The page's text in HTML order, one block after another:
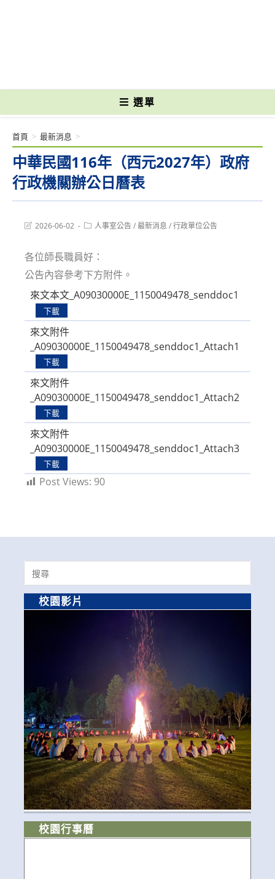
選單
中華民國116年（西元2027年）政府
行政機關辦公日曆表
首頁 > 最新消息 >
Post2026-06-02
Post人事室公告/最新消息 /行政單位公告
各位師長職員好：
公告內容參考下方附件。
來文本文_A09030000E_1150049478_senddoc1
下載
來文附件
_A09030000E_1150049478_senddoc1_Attach1
下載
來文附件
_A09030000E_1150049478_senddoc1_Attach2
下載
來文附件
_A09030000E_1150049478_senddoc1_Attach3
下載
Post Views: 90
Search
for:
校園影片
校園行事曆